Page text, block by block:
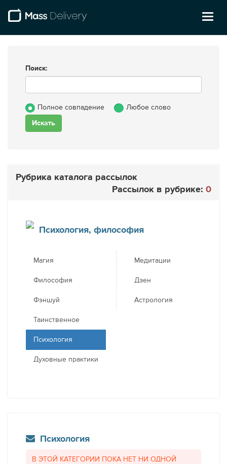
Поиск:
Полное совпадение Любое слово
Рубрика каталога рассылок
Рассылок в рубрике: 0
Психология, философия
Магия
Философия
Фэншуй
Таинственное
Психология
Духовные практики
Медитации
Дзен
Астрология
Психология
В ЭТОЙ КАТЕГОРИИ ПОКА НЕТ НИ ОДНОЙ